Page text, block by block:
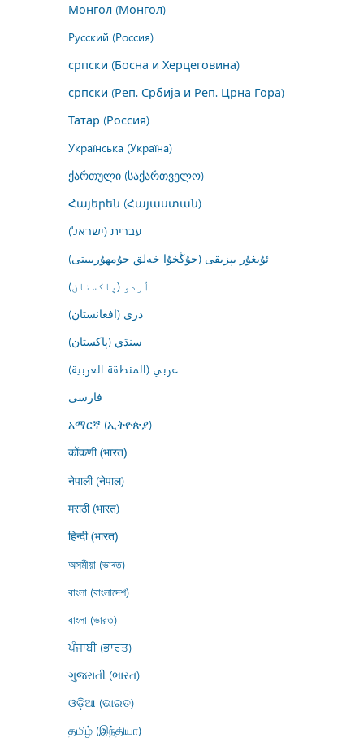
Монгол (Монгол)
Русский (Россия)
српски (Босна и Херцеговина)
српски (Реп. Србија и Реп. Црна Гора)
Татар (Россия)
Українська (Україна)
ქართული (საქართველო)
Հայերեն (Հայաստան)
עברית (ישראל)
ئۇيغۇر يېزىقى (جۇڭخۇا خەلق جۇمھۇرىيىتى)
اُردو (پاکستان)
درى (افغانستان)
سنڌي (پاکستان)
عربي (المنطقة العربية)
فارسى
አማርኛ (ኢትዮጵያ)
कोंकणी (भारत)
नेपाली (नेपाल)
मराठी (भारत)
हिन्दी (भारत)
অসমীয়া (ভাৰত)
বাংলা (বাংলাদেশ)
বাংলা (ভারত)
ਪੰਜਾਬੀ (ਭਾਰਤ)
ગુજરાતી (ભારત)
ଓଡ଼ିଆ (ଭାରତ)
தமிழ் (இந்தியா)